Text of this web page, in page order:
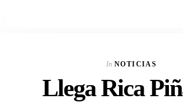
In NOTICIAS
Llega Rica